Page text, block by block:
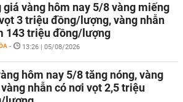
giá vàng hôm nay 5/8 vàng miếng
3 triệu đồng/lượng, vàng nhẫn
143 triệu đồng/lượng
- 13:26 | 05/08/2026
hôm nay 5/8 tăng nóng, vàng
nhẫn có nơi vọt 2,5 triệu